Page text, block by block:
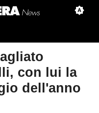
con lui la
dell'anno